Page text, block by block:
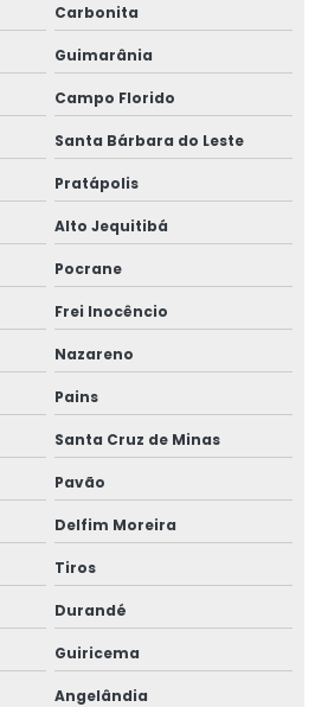
Carbonita
Guimarânia
Campo Florido
Santa Bárbara do Leste
Pratápolis
Alto Jequitibá
Pocrane
Frei Inocêncio
Nazareno
Pains
Santa Cruz de Minas
Pavão
Delfim Moreira
Tiros
Durandé
Guiricema
Angelândia